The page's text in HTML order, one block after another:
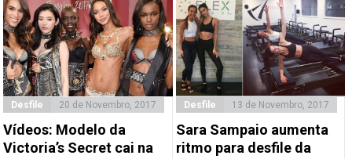
Desfile 20 de Novembro, 2017
Vídeos: Modelo da
Victoria’s Secret cai na
Desfile 13 de Novembro, 2017
Sara Sampaio aumenta
ritmo para desfile da